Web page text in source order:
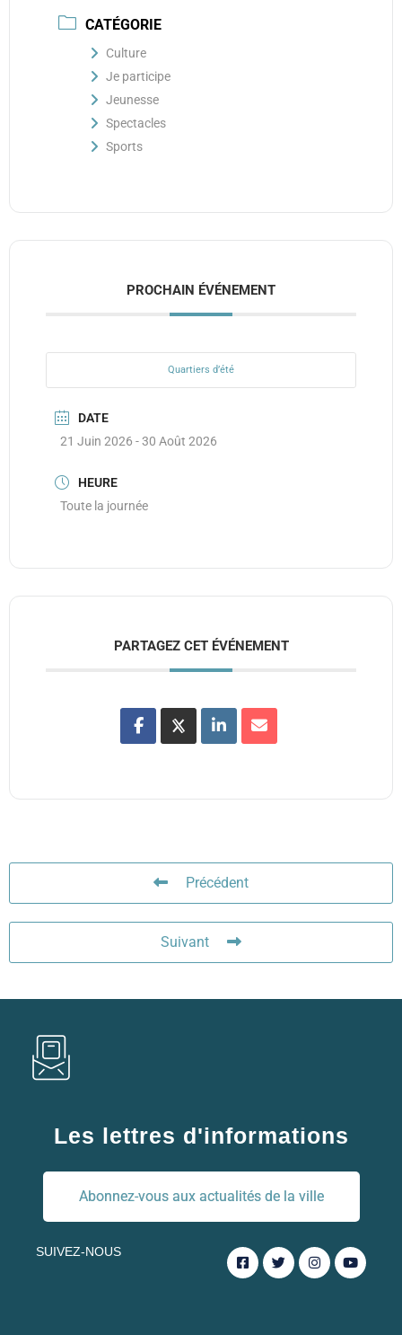
CATÉGORIE
Culture
Je participe
Jeunesse
Spectacles
Sports
PROCHAIN ÉVÉNEMENT
Quartiers d’été
DATE
21 Juin 2026 - 30 Août 2026
HEURE
Toute la journée
PARTAGEZ CET ÉVÉNEMENT
Précédent
Suivant
Les lettres d'informations
Abonnez-vous aux actualités de la ville
SUIVEZ-NOUS